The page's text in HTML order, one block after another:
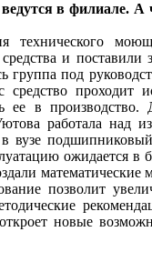
в филиале. А
технического
и поставили
группа под
средство проходит
ее в
работала над
вузе
ожидается
позволит
новые